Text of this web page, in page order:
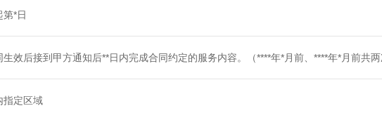
第*日
效后接到甲方通知后**日内完成合同约定的服务内容。（****年*月前、****年*月前共
指定区域